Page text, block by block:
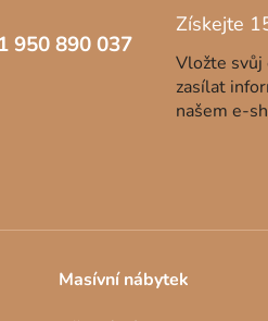
950 890 037
Vložte svůj
zasílat
našem e-
Masívní nábytek